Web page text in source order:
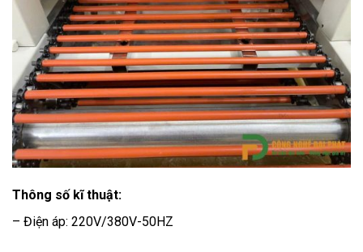
Thông số kĩ thuật:
– Điện áp: 220V/380V-50HZ